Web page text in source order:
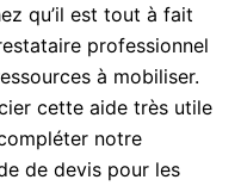
qu’il est tout à fait
professionnel
à mobiliser.
cette aide très utile
notre
de devis pour les